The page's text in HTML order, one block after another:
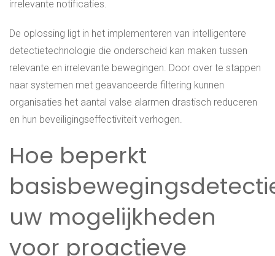
irrelevante notificaties.
De oplossing ligt in het implementeren van intelligentere
detectietechnologie die onderscheid kan maken tussen
relevante en irrelevante bewegingen. Door over te stappen
naar systemen met geavanceerde filtering kunnen
organisaties het aantal valse alarmen drastisch reduceren
en hun beveiligingseffectiviteit verhogen.
Hoe beperkt
uw mogelijkheden
voor proactieve